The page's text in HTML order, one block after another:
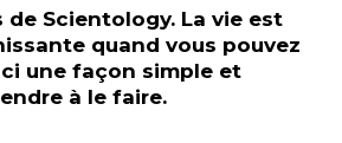
de Scientology. La vie est
quand vous pouvez
une façon simple et
à le faire.